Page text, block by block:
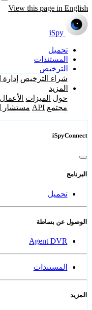
View this page in English
iSpy
تحميل
المستندات
الترخيص
شراء الترخيص
المزيد
حول الميزات الأعمال
مجتمع API مستشار
iSpyConnect
البرنامج
تحميل
الوصول عن بساطة
Agent DVR
المستندات
المزيد